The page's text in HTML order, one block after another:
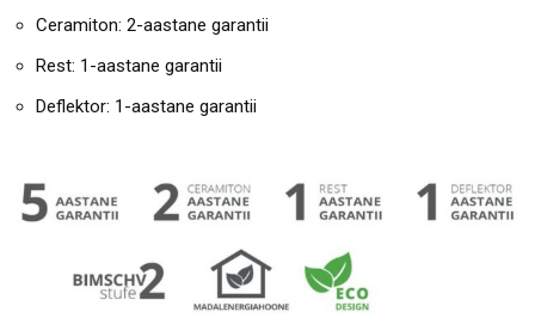
Ceramiton: 2-aastane garantii
Rest: 1-aastane garantii
Deflektor: 1-aastane garantii